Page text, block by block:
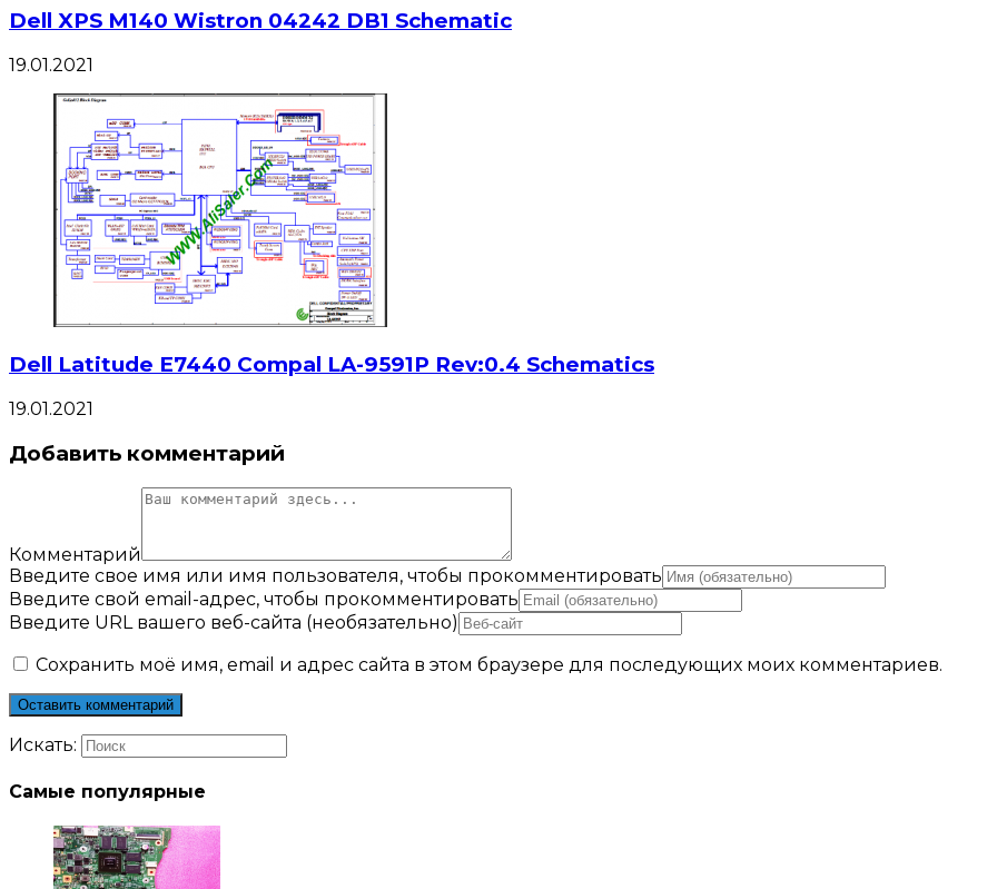
Dell XPS M140 Wistron 04242 DB1 Schematic
19.01.2021
Dell Latitude E7440 Compal LA-9591P Rev:0.4 Schematics
19.01.2021
Добавить комментарий
Комментарий
Введите свое имя или имя пользователя, чтобы прокомментировать
Введите свой email-адрес, чтобы прокомментировать
Введите URL вашего веб-сайта (необязательно)
Сохранить моё имя, email и адрес сайта в этом браузере для последующих моих комментариев.
Искать:
Самые популярные